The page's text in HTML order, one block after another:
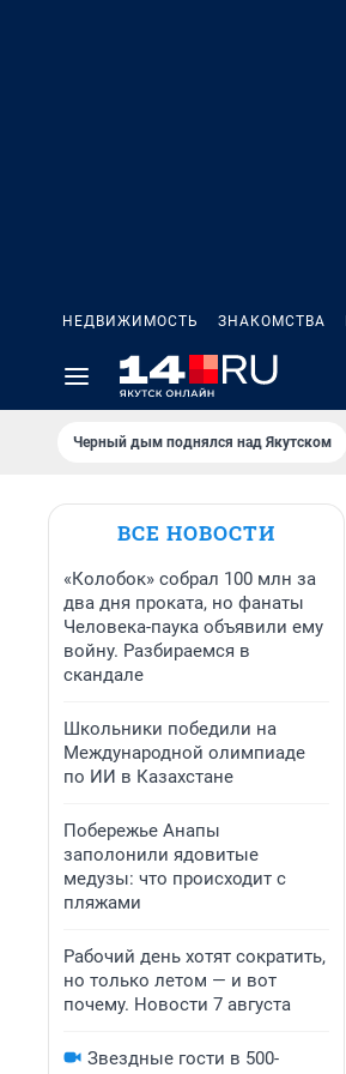
НЕДВИЖИМОСТЬ ЗНАКОМСТВА
Черный дым поднялся над Якутском
ВСЕ НОВОСТИ
«Колобок» собрал 100 млн за
два дня проката, но фанаты
Человека-паука объявили ему
войну. Разбираемся в
скандале
Школьники победили на
Международной олимпиаде
по ИИ в Казахстане
Побережье Анапы
заполонили ядовитые
медузы: что происходит с
пляжами
Рабочий день хотят сократить,
но только летом — и вот
почему. Новости 7 августа
Звездные гости в 500-